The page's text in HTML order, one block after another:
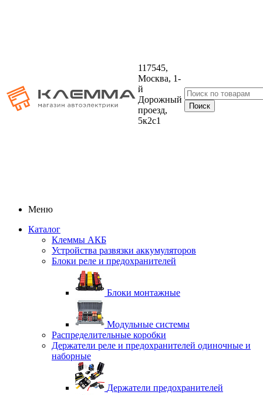
117545,
Москва, 1-
й
Дорожный
проезд,
5к2с1
Меню
Каталог
Клеммы АКБ
Устройства развязки аккумуляторов
Блоки реле и предохранителей
Блоки монтажные
Модульные системы
Распределительные коробки
Держатели реле и предохранителей одиночные и
наборные
Держатели предохранителей